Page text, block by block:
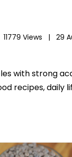
11779 Views | 29
with strong
recipes, daily